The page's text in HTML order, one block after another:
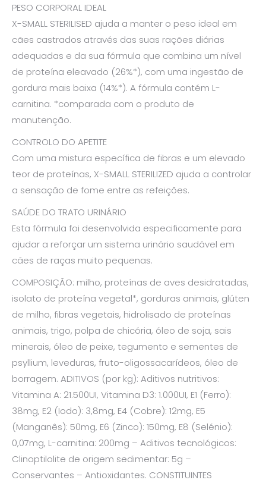
PESO CORPORAL IDEAL
X-SMALL STERILISED ajuda a manter o peso ideal em
cães castrados através das suas rações diárias
adequadas e da sua fórmula que combina um nível
de proteína eleavado (26%*), com uma ingestão de
gordura mais baixa (14%*). A fórmula contém L-
carnitina. *comparada com o produto de
manutenção.
CONTROLO DO APETITE
Com uma mistura específica de fibras e um elevado
teor de proteínas, X-SMALL STERILIZED ajuda a controlar
a sensação de fome entre as refeições.
SAÚDE DO TRATO URINÁRIO
Esta fórmula foi desenvolvida especificamente para
ajudar a reforçar um sistema urinário saudável em
cães de raças muito pequenas.
COMPOSIÇÃO: milho, proteínas de aves desidratadas,
isolato de proteína vegetal*, gorduras animais, glúten
de milho, fibras vegetais, hidrolisado de proteínas
animais, trigo, polpa de chicória, óleo de soja, sais
minerais, óleo de peixe, tegumento e sementes de
psyllium, leveduras, fruto-oligossacarídeos, óleo de
borragem. ADITIVOS (por kg): Aditivos nutritivos:
Vitamina A: 21.500UI, Vitamina D3: 1.000UI, E1 (Ferro):
38mg, E2 (Iodo): 3,8mg, E4 (Cobre): 12mg, E5
(Manganês): 50mg, E6 (Zinco): 150mg, E8 (Selénio):
0,07mg, L-carnitina: 200mg – Aditivos tecnológicos:
Clinoptilolite de origem sedimentar: 5g –
Conservantes – Antioxidantes. CONSTITUINTES